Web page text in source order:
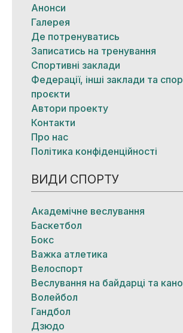
Анонси
Галерея
Де потренуватись
Записатись на тренування
Спортивні заклади
Федерації, інші заклади та
проєкти
Автори проекту
Контакти
Про нас
Політика конфіденційності
ВИДИ СПОРТУ
Академічне веслування
Баскетбол
Бокс
Важка атлетика
Велоспорт
Веслування на байдарці та
Волейбол
Гандбол
Дзюдо